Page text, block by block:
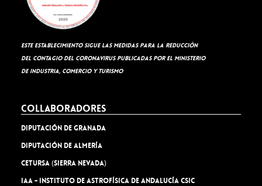
Este establecimiento sigue las medidas para la reducción
del contagio del coronavirus publicadas por el Ministerio
de Industria, Comercio y Turismo
Collaboradores
Diputación de Granada
Diputación de Almería
Cetursa (Sierra Nevada)
IAA - Instituto de Astrofísica de Andalucía CSIC